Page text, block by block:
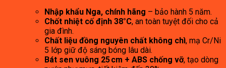
Nhập khẩu Nga, chính hãng – bảo hành 5 năm.
Chốt nhiệt cố định 38°C, an toàn tuyệt đối cho cả
gia đình.
Chất liệu đồng nguyên chất không chì, mạ Cr/Ni
5 lớp giữ độ sáng bóng lâu dài.
Bát sen vuông 25 cm + ABS chống vỡ, tạo dòng